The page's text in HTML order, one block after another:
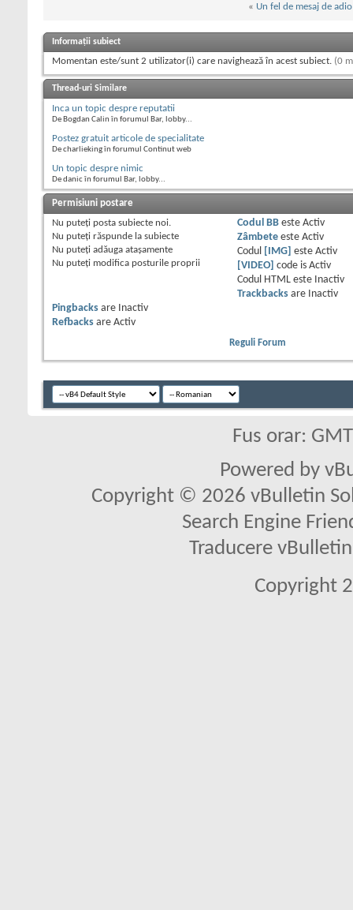
« Un fel de mesaj de adio
Informații subiect
Momentan este/sunt 2 utilizator(i) care navighează în acest subiect. (0
Thread-uri Similare
Inca un topic despre reputatii
De Bogdan Calin în forumul Bar, lobby...
Postez gratuit articole de specialitate
De charlieking în forumul Continut web
Un topic despre nimic
De danic în forumul Bar, lobby...
Permisiuni postare
Nu puteţi posta subiecte noi.
Nu puteţi răspunde la subiecte
Nu puteţi adăuga ataşamente
Nu puteţi modifica posturile proprii
Codul BBeste Activ
Zâmbeteeste Activ
Codul
[IMG] este Activ
[VIDEO] code is Activ
Codul HTML este
Inactiv
Trackbacksare
Inactiv
Pingbacks are
Inactiv
Refbacks are Activ
Reguli Forum
Fus orar:
Powered by
Copyright © 2026 vBulletin
Search Engine
Traducere
Copyright